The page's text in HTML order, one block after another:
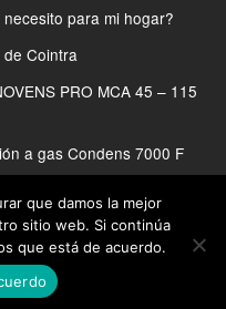
para mi hogar?
Cointra
PRO MCA 45 – 115
a gas Condens 7000 F
EN MADRID
que damos la mejor
sitio web. Si continúa
que está de acuerdo.